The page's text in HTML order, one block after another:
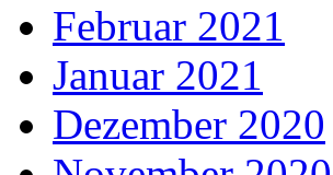
Februar 2021
Januar 2021
Dezember 2020